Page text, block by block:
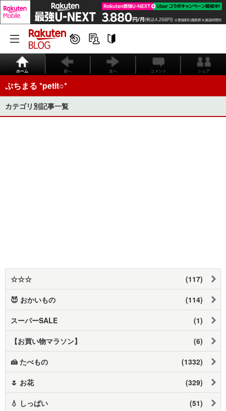
ホーム 前へ 次へ コメント シェア
ぷちまる *petit○*
カテゴリ別記事一覧
☆☆☆ (117)
😈 おかいもの (114)
スーパーSALE (1)
【お買い物マラソン】 (6)
🍰 たべもの (1332)
🌷 お花 (329)
💧 しっぱい (51)